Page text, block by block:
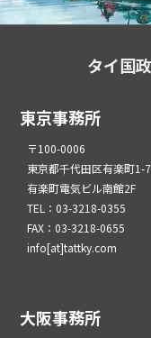
タイ国
東京事務所
〒100-0006
東京都千代田区有楽町1-
有楽町電気ビル南館2F
TEL：03-3218-0355
FAX：03-3218-0655
info[at]tattky.com
大阪事務所